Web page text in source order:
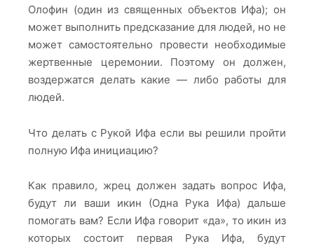
Олофин (один из священных объектов Ифа); он
может выполнить предсказание для людей, но не
может самостоятельно провести необходимые
жертвенные церемонии. Поэтому он должен,
воздержатся делать какие — либо работы для
людей.
Что делать с Рукой Ифа если вы решили пройти
полную Ифа инициацию?
Как правило, жрец должен задать вопрос Ифа,
будут ли ваши икин (Одна Рука Ифа) дальше
помогать вам? Если Ифа говорит «да», то икин из
которых состоит первая Рука Ифа, будут